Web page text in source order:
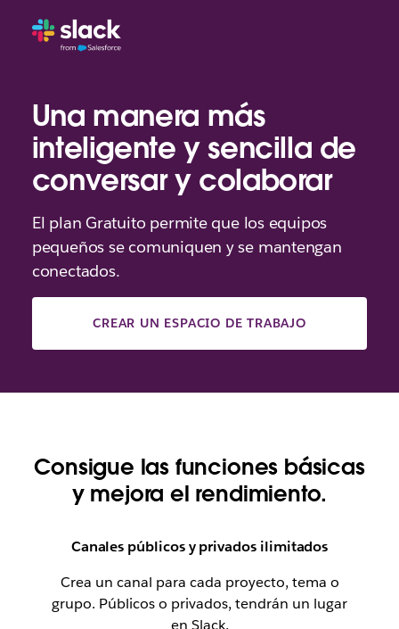
Una manera más
inteligente y sencilla de
conversar y colaborar
El plan Gratuito permite que los equipos
pequeños se comuniquen y se mantengan
conectados.
CREAR UN ESPACIO DE TRABAJO
Consigue las funciones básicas
y mejora el rendimiento.
Canales públicos y privados ilimitados
Crea un canal para cada proyecto, tema o
grupo. Públicos o privados, tendrán un lugar
en Slack.